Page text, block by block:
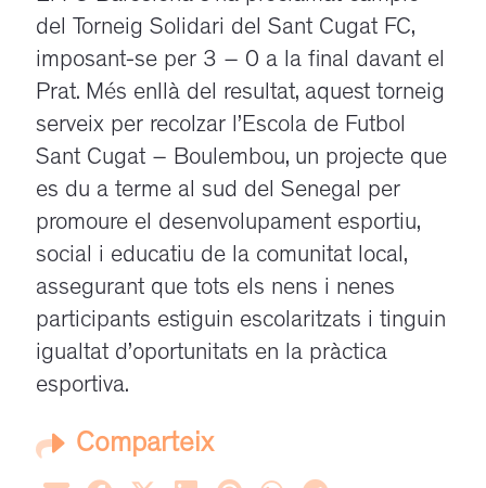
del Torneig Solidari del Sant Cugat FC,
imposant-se per 3 – 0 a la final davant el
Prat. Més enllà del resultat, aquest torneig
serveix per recolzar l’Escola de Futbol
Sant Cugat – Boulembou, un projecte que
es du a terme al sud del Senegal per
promoure el desenvolupament esportiu,
social i educatiu de la comunitat local,
assegurant que tots els nens i nenes
participants estiguin escolaritzats i tinguin
igualtat d’oportunitats en la pràctica
esportiva.
Comparteix